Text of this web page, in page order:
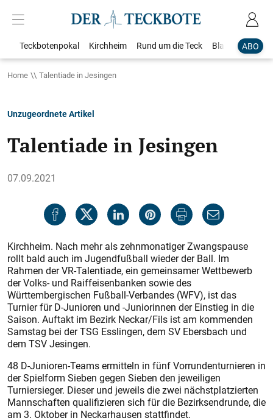
ABO
Teckbotenpokal Kirchheim Rund um die Teck Blaulicht
Home Talentiade in Jesingen
Unzugeordnete Artikel
Talentiade in Jesingen
07.09.2021
Kirchheim. Nach mehr als zehnmonatiger Zwangspause
rollt bald auch im Jugendfußball wieder der Ball. Im
Rahmen der VR-Talentiade, ein gemeinsamer Wettbewerb
der Volks- und Raiffeisenbanken sowie des
Württembergischen Fußball-Verbandes (WFV), ist das
Turnier für D-Junioren und -Juniorinnen der Einstieg in die
Saison. Auftakt im Bezirk Neckar/Fils ist am kommenden
Samstag bei der TSG Esslingen, dem SV Ebersbach und
dem TSV Jesingen.
48 D-Junioren-Teams ermitteln in fünf Vorrundenturnieren in
der Spielform Sieben gegen Sieben den jeweiligen
Turniersieger. Dieser und jeweils die zwei nächstplatzierten
Mannschaften qualifizieren sich für die Bezirksendrunde, die
am 3. Oktober in Neckarhausen stattfindet.